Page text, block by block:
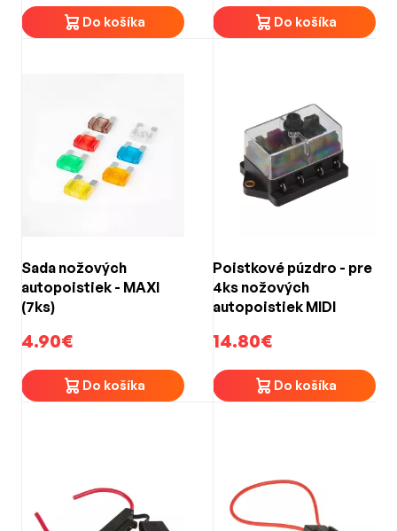
Do košíka Do košíka
Sada nožových
autopoistiek - MAXI
(7ks)
4.90€
Do košíka
Poistkové púzdro - pre
4ks nožových
autopoistiek MIDI
14.80€
Do košíka